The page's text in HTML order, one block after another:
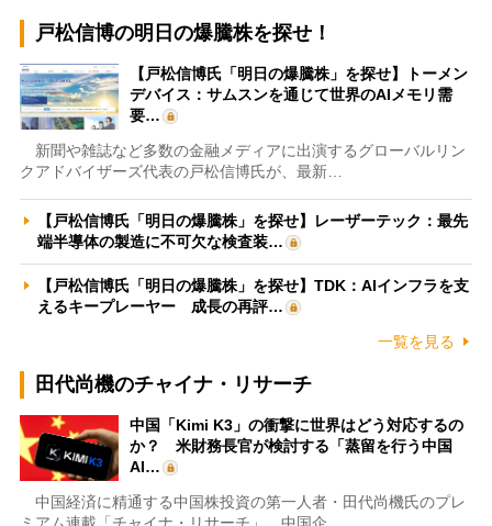
戸松信博の明日の爆騰株を探せ！
【戸松信博氏「明日の爆騰株」を探せ】トーメン
デバイス：サムスンを通じて世界のAIメモリ需
要…
新聞や雑誌など多数の金融メディアに出演するグローバルリン
クアドバイザーズ代表の戸松信博氏が、最新…
【戸松信博氏「明日の爆騰株」を探せ】レーザーテック：最先
端半導体の製造に不可欠な検査装…
【戸松信博氏「明日の爆騰株」を探せ】TDK：AIインフラを支
えるキープレーヤー 成長の再評…
一覧を見る
田代尚機のチャイナ・リサーチ
中国「Kimi K3」の衝撃に世界はどう対応するの
か？ 米財務長官が検討する「蒸留を行う中国
AI…
中国経済に精通する中国株投資の第一人者・田代尚機氏のプレ
ミアム連載「チャイナ・リサーチ」。中国企…